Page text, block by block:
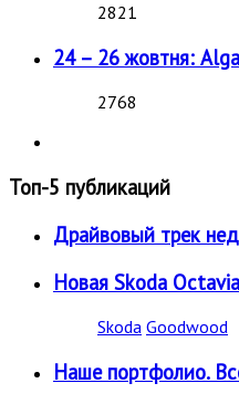
2821
24 – 26 жовтня:
2768
Топ-5 публикаций
Драйвовый трек
Новая Skoda
Skoda Goodwood
Наше портфолио.